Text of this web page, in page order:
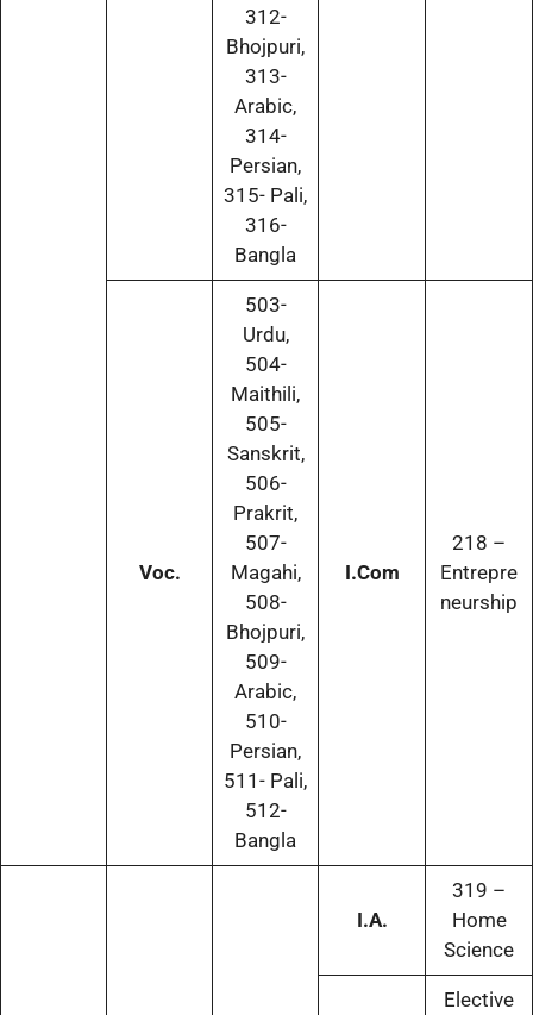
312-
Bhojpuri,
313-
Arabic,
314-
Persian,
315- Pali,
316-
Bangla
Voc.
503-
Urdu,
504-
Maithili,
505-
Sanskrit,
506-
Prakrit,
507-
Magahi,
508-
Bhojpuri,
509-
Arabic,
510-
Persian,
511- Pali,
512-
Bangla
I.Com
218 –
Entrepre
neurship
I.A.
319 –
Home
Science
Elective